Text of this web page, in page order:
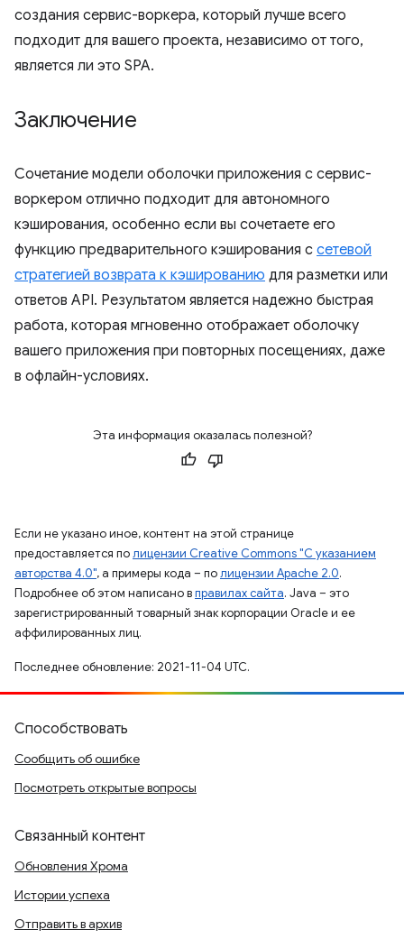
создания сервис-воркера, который лучше всего
подходит для вашего проекта, независимо от того,
является ли это SPA.
Заключение
Сочетание модели оболочки приложения с сервис-
воркером отлично подходит для автономного
кэширования, особенно если вы сочетаете его
функцию предварительного кэширования с сетевой
стратегией возврата к кэшированию для разметки или
ответов API. Результатом является надежно быстрая
работа, которая мгновенно отображает оболочку
вашего приложения при повторных посещениях, даже
в офлайн-условиях.
Эта информация оказалась полезной?
Если не указано иное, контент на этой странице
предоставляется полицензии Creative Commons "С указанием
авторства 4.0", а примеры кода – полицензии Apache 2.0.
Подробнее об этом написано вправилах сайта. Java – это
зарегистрированный товарный знак корпорации Oracle и ее
аффилированных лиц.
Последнее обновление: 2021-11-04 UTC.
Способствовать
Сообщить об ошибке
Посмотреть открытые вопросы
Связанный контент
Обновления Хрома
Истории успеха
Отправить в архив